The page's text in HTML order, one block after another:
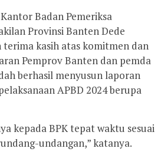
Badan Pemeriksa
Provinsi Banten Dede
terima kasih atas komitmen dan
Pemprov Banten dan pemda
berhasil menyusun laporan
APBD 2024 berupa
kepada BPK tepat waktu sesuai
undangan,” katanya.